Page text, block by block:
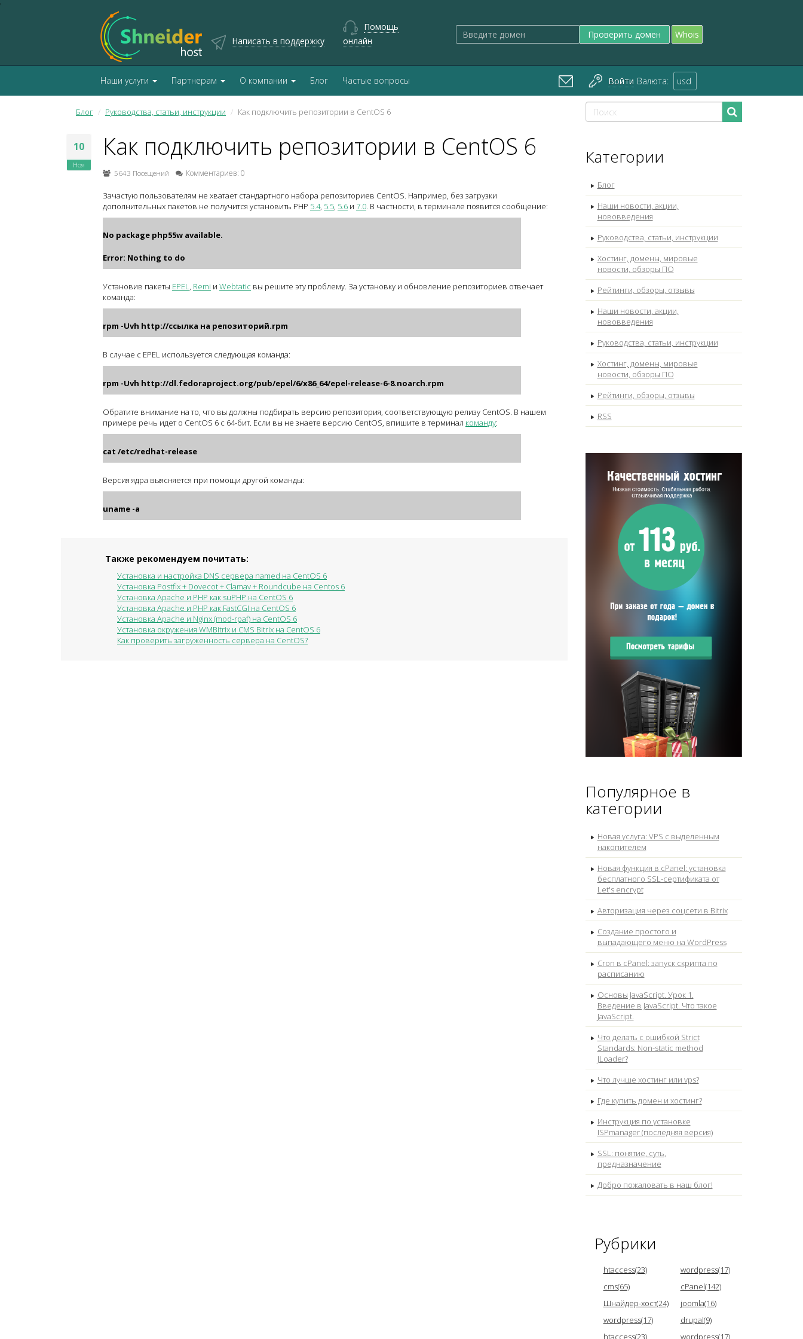
'
Написать в поддержку
Помощь
онлайн
Проверить домен Whois
Наши услуги Партнерам О компании Блог Частые вопросы Войти Валюта: usd
Блог Руководства, статьи, инструкции Как подключить репозитории в CentOS 6
10
Ноя
Как подключить репозитории в CentOS 6
5643 Посещений Комментариев: 0
Зачастую пользователям не хватает стандартного набора репозиториев CentOS. Например, без загрузки
дополнительных пакетов не получится установить PHP 5.4, 5.5, 5.6 и 7.0. В частности, в терминале появится сообщение:
No package php55w available.
Error: Nothing to do
Установив пакеты EPEL, Remi и Webtatic вы решите эту проблему. За установку и обновление репозиториев отвечает
команда:
rpm -Uvh http://ссылка на репозиторий.rpm
В случае с EPEL используется следующая команда:
rpm -Uvh http://dl.fedoraproject.org/pub/epel/6/x86_64/epel-release-6-8.noarch.rpm
Обратите внимание на то, что вы должны подбирать версию репозитория, соответствующую релизу CentOS. В нашем
примере речь идет о CentOS 6 с 64-бит. Если вы не знаете версию CentOS, впишите в терминал команду:
cat /etc/redhat-release
Версия ядра выясняется при помощи другой команды:
uname -a
Также рекомендуем почитать:
Установка и настройка DNS сервера named на CentOS 6
Установка Postfix + Dovecot + Clamav + Roundcube на Centos 6
Установка Apache и PHP как suPHP на CentOS 6
Установка Apache и PHP как FastCGI на CentOS 6
Установка Apache и Nginx (mod-rpaf) на CentOS 6
Установка окружения WMBitrix и CMS Bitrix на CentOS 6
Как проверить загруженность сервера на CentOS?
Категории
Блог
Наши новости, акции,
нововведения
Руководства, статьи, инструкции
Хостинг, домены, мировые
новости, обзоры ПО
Рейтинги, обзоры, отзывы
Наши новости, акции,
нововведения
Руководства, статьи, инструкции
Хостинг, домены, мировые
новости, обзоры ПО
Рейтинги, обзоры, отзывы
RSS
Популярное в
категории
Новая услуга: VPS с выделенным
накопителем
Новая функция в cPanel: установка
бесплатного SSL-сертификата от
Let's encrypt
Авторизация через соцсети в Bitrix
Создание простого и
выпадающего меню на WordPress
Cron в cPanel: запуск скрипта по
расписанию
Основы JavaScript. Урок 1.
Введение в JavaScript. Что такое
JavaScript.
Что делать с ошибкой Strict
Standards: Non-static method
JLoader?
Что лучше хостинг или vps?
Где купить домен и хостинг?
Инструкция по установке
ISPmanager (последняя версия)
SSL: понятие, суть,
предназначение
Добро пожаловать в наш блог!
Рубрики
htaccess(23)
wordpress(17)
cms(65)
cPanel(142)
Шнайдер-хост(24)
joomla(16)
wordpress(17)
drupal(9)